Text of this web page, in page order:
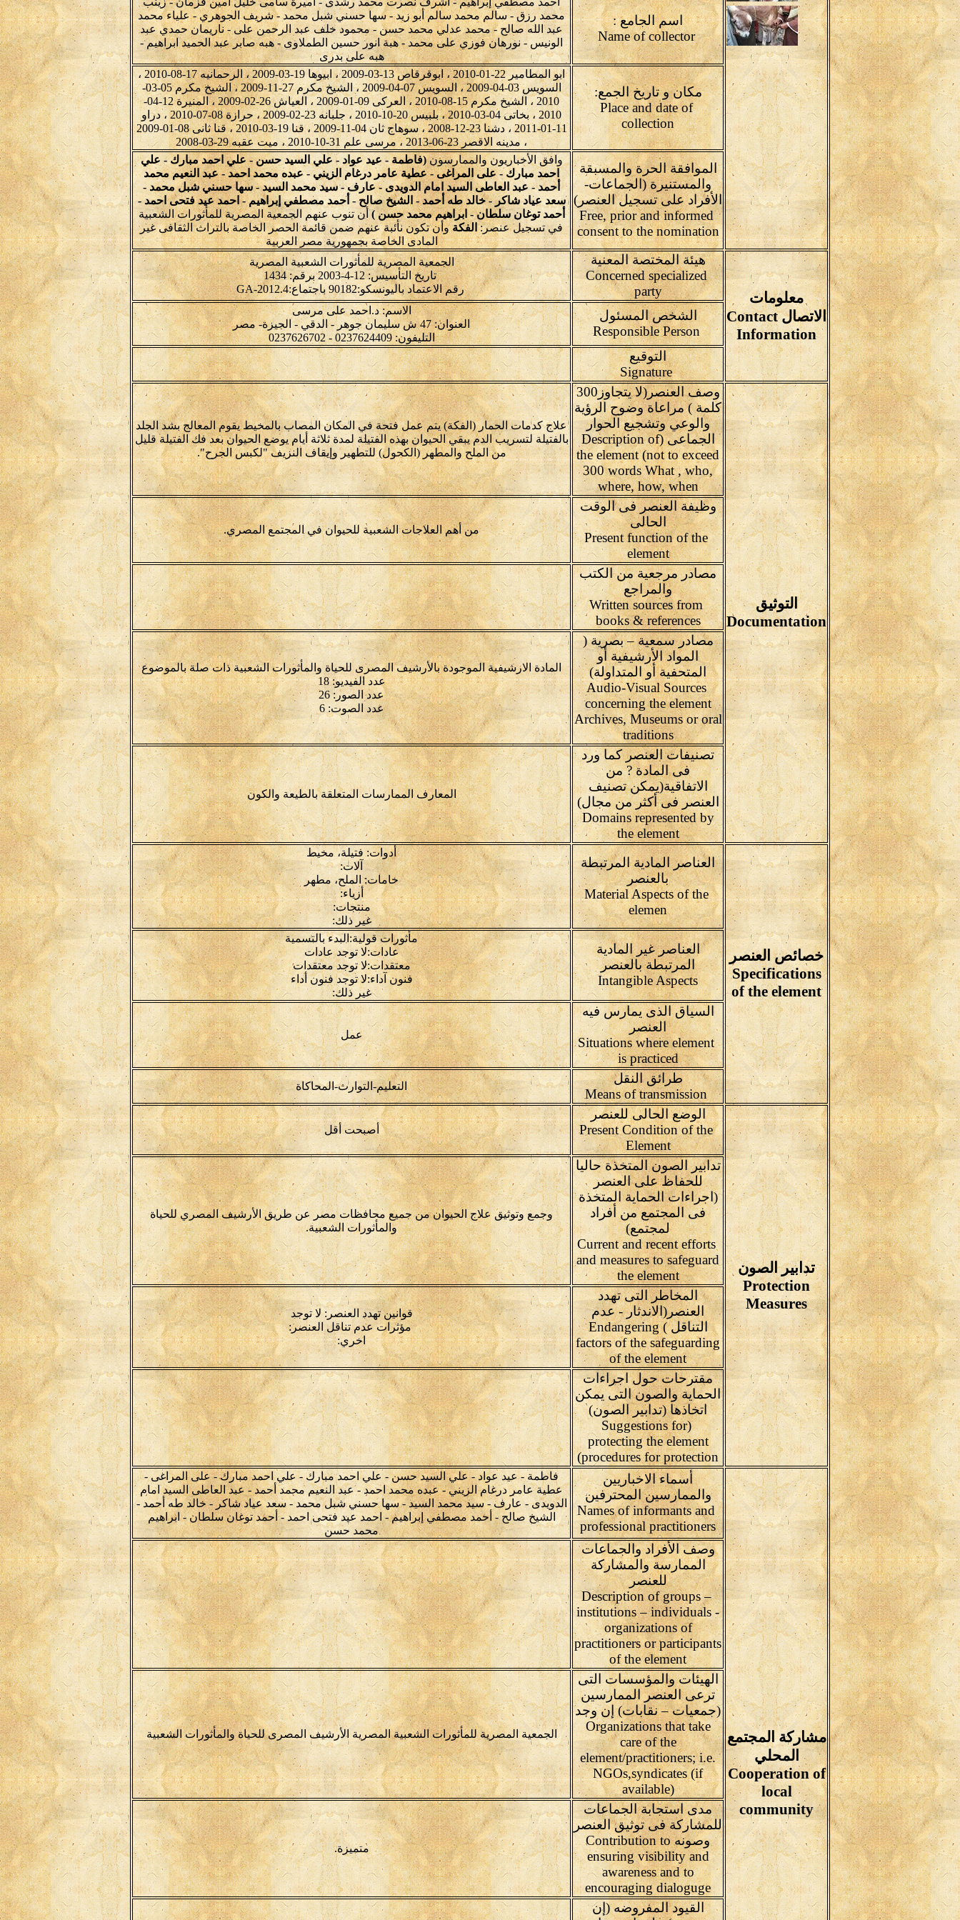
اسم الجامع :
Name of collector
محمد رزق - سالم محمد سالم أبو زيد - سها حسني شبل محمد - شريف الجوهري - علياء محمد
عبد الله صالح - محمد عدلي محمد حسن - محمود خلف عبد الرحمن على - ناريمان حمدي عبد
الونيس - نورهان فوزي على محمد - هبة انور حسين الطملاوى - هبه صابر عبد الحميد ابراهيم -
هبه على بدرى
مكان و تاريخ الجمع:
Place and date of
collection
ابو المطامير 22-01-2010 ، ابوقرقاص 13-03-2009 ، ابيوها 19-03-2009 ، الرحمانيه 17-08-2010 ،
السويس 03-04-2009 ، السويس 07-04-2009 ، الشيخ مكرم 27-11-2009 ، الشيخ مكرم 05-03-
2010 ، الشيخ مكرم 15-08-2010 ، العركى 09-01-2009 ، العياش 26-02-2009 ، المنيرة 12-04-
2010 ، بخاتى 04-03-2010 ، بلبيس 20-10-2010 ، جلبانه 23-02-2009 ، حرازة 08-07-2010 ، دراو
11-01-2011 ، دشنا 23-12-2008 ، سوهاج ثان 04-11-2009 ، قنا 19-03-2010 ، قنا ثانى 08-01-2009
، مدينه الاقصر 23-06-2013 ، مرسى علم 31-10-2010 ، ميت عقبه 29-03-2008
الموافقة الحرة والمسبقة
والمستنيرة (الجماعات-
الأفراد على تسجيل العنصر)
Free, prior and informed
consent to the nomination
وافق الأخباريون والممارسون(فاطمة - عيد عواد - علي السيد حسن - علي احمد مبارك - علي
احمد مبارك - على المراغى - عطية عامر درغام الزيني - عبده محمد احمد - عبد النعيم محمد
أحمد - عبد العاطى السيد امام الدويدى - عارف - سيد محمد السيد - سها حسني شبل محمد -
سعد عياد شاكر - خالد طه أحمد - الشيخ صالح - أحمد مصطفي إبراهيم - احمد عيد فتحى احمد -
أحمد توغان سلطان - ابراهيم محمد حسن ) أن تنوب عنهم الجمعية المصرية للمأثورات الشعبية
في تسجيل عنصر:الفكةوأن تكون نأئبة عنهم ضمن قائمة الحصر الخاصة بالتراث الثقافى غير
المادى الخاصة بجمهورية مصر العربية
معلومات
الاتصال Contact
Information
هيئة المختصة المعنية
Concerned specialized
party
الجمعية المصرية للمأثورات الشعبية المصرية
تاريخ التأسيس: 12-4-2003 برقم: 1434
رقم الاعتماد باليونسكو:90182 باجتماع:4.GA-2012
الشخص المسئول
Responsible Person
الاسم: د.احمد على مرسى
العنوان: 47 ش سليمان جوهر - الدقي - الجيزة- مصر
التليفون: 0237624409 - 0237626702
التوقيع
Signature
التوثيق
Documentation
وصف العنصر(لا يتجاوز300
كلمة ) مراعاة وضوح الرؤية
والوعي وتشجيع الحوار
الجماعى (Description of
the element (not to exceed
300 words What , who,
where, how, when
علاج كدمات الحمار (الفكة) يتم عمل فتحة في المكان المصاب بالمخيط يقوم المعالج بشد الجلد
بالفتيلة لتسريب الدم يبقي الحيوان بهذه الفتيلة لمدة ثلاثة أيام يوضع الحيوان بعد فك الفتيلة قليل
من الملح والمطهر (الكحول) للتطهير وإيقاف النزيف "لكبس الجرح".
وظيفة العنصر فى الوقت
الحالى
Present function of the
element
من أهم العلاجات الشعبية للحيوان في المجتمع المصري.
مصادر مرجعية من الكتب
والمراجع
Written sources from
books & references
مصادر سمعية – بصرية (
المواد الأرشيفية أو
المتحفية أو المتداولة)
Audio-Visual Sources
concerning the element
Archives, Museums or oral
traditions
المادة الارشيفية الموجودة بالأرشيف المصرى للحياة والمأثورات الشعبية ذات صلة بالموضوع
عدد الفيديو: 18
عدد الصور: 26
عدد الصوت: 6
تصنيفات العنصر كما ورد
فى المادة ? من
الاتفاقية(يمكن تصنيف
العنصر فى أكثر من مجال)
Domains represented by
the element
المعارف الممارسات المتعلقة بالطيعة والكون
خصائص العنصر
Specifications
of the element
العناصر المادية المرتبطة
بالعنصر
Material Aspects of the
elemen
أدوات: فتيلة، مخيط
آلات:
خامات: الملح، مطهر
أزياء:
منتجات:
غير ذلك:
العناصر غير المادية
المرتبطة بالعنصر
Intangible Aspects
مأثورات قولية:البدء بالتسمية
عادات:لا توجد عادات
معتقدات:لا توجد معتقدات
فنون آداء:لا توجد فنون أداء
غير ذلك:
السياق الذى يمارس فيه
العنصر
Situations where element
is practiced
عمل
طرائق النقل
Means of transmission
التعليم-التوارث-المحاكاة
تدابير الصون
Protection
Measures
الوضع الحالى للعنصر
Present Condition of the
Element
أصبحت أقل
تدابير الصون المتخذة حاليا
للحفاظ على العنصر
(اجراءات الحماية المتخذة
فى المجتمع من أفراد
لمجتمع)
Current and recent efforts
and measures to safeguard
the element
وجمع وتوثيق علاج الحيوان من جميع محافظات مصر عن طريق الأرشيف المصري للحياة
والمأثورات الشعبية.
المخاطر التى تهدد
العنصر(الاندثار - عدم
التناقل ) Endangering
factors of the safeguarding
of the element
قوانين تهدد العنصر: لا توجد
مؤثرات عدم تناقل العنصر:
اخري:
مقترحات حول اجراءات
الحماية والصون التى يمكن
اتخاذها (تدابير الصون)
(Suggestions for
protecting the element
(procedures for protection
مشاركة المجتمع
المحلي
Cooperation of
local
community
أسماء الاخباريين
والممارسين المحترفين
Names of informants and
professional practitioners
فاطمة - عيد عواد - علي السيد حسن - علي احمد مبارك - علي احمد مبارك - على المراغى -
عطية عامر درغام الزيني - عبده محمد احمد - عبد النعيم محمد أحمد - عبد العاطى السيد امام
الدويدى - عارف - سيد محمد السيد - سها حسني شبل محمد - سعد عياد شاكر - خالد طه أحمد -
الشيخ صالح - أحمد مصطفي إبراهيم - احمد عيد فتحى احمد - أحمد توغان سلطان - ابراهيم
محمد حسن
وصف الأفراد والجماعات
الممارسة والمشاركة
للعنصر
Description of groups –
institutions – individuals -
organizations of
practitioners or participants
of the element
الهيئات والمؤسسات التى
ترعى العنصر الممارسين
(جمعيات – نقابات) إن وجد
Organizations that take
care of the
element/practitioners; i.e.
NGOs,syndicates (if
available)
الجمعية المصرية للمأثورات الشعبية المصرية الأرشيف المصرى للحياة والمأثورات الشعبية
مدى استجابة الجماعات
للمشاركة فى توثيق العنصر
وصونه Contribution to
ensuring visibility and
awareness and to
encouraging dialoguge
متميزة.
القيود المفروضه (إن